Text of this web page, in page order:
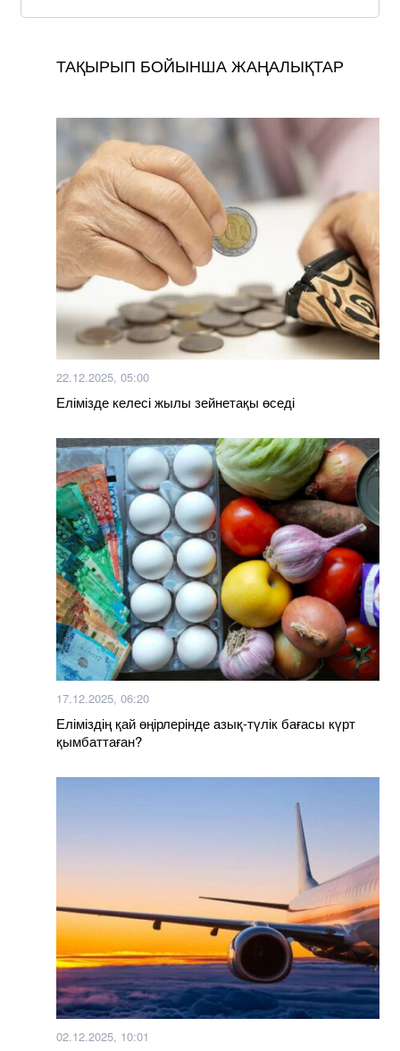
ТАҚЫРЫП БОЙЫНША ЖАҢАЛЫҚТАР
22.12.2025, 05:00
Елімізде келесі жылы зейнетақы өседі
17.12.2025, 06:20
Еліміздің қай өңірлерінде азық-түлік бағасы күрт
қымбаттаған?
02.12.2025, 10:01